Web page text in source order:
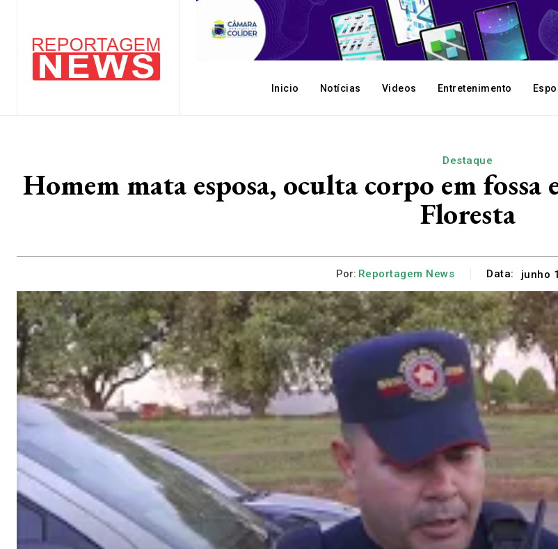
Inicio Notícias Videos Entretenimento
Destaque
Homem mata esposa, oculta corpo em fossa
Floresta
Por: Reportagem News Data: junho